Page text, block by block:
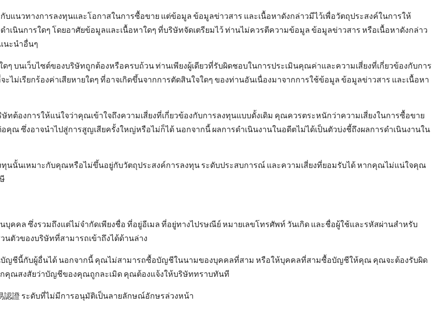
แนวทางการลงทุนและโอกาสในการซื้อขาย แต่ข้อมูล ข้อมูลข่าวสาร และเนื้อหาดังกล่าวมีไว้เพื่อวัตถุประสงค์ในการให้
นินการใดๆ โดยอาศัยข้อมูลและเนื้อหาใดๆ ที่บริษัทจัดเตรียมไว้ ท่านไม่ควรตีความข้อมูล ข้อมูลข่าวสาร หรือเนื้อหาดังกล่าว
นะนำอื่นๆ
บนเว็บไซต์ของบริษัทถูกต้องหรือครบถ้วน ท่านเพียงผู้เดียวที่รับผิดชอบในการประเมินคุณค่าและความเสี่ยงที่เกี่ยวข้องกับการ
ม่เรียกร้องค่าเสียหายใดๆ ที่อาจเกิดขึ้นจากการตัดสินใจใดๆ ของท่านอันเนื่องมาจากการใช้ข้อมูล ข้อมูลข่าวสาร และเนื้อหา
ต้องการให้แน่ใจว่าคุณเข้าใจถึงความเสี่ยงที่เกี่ยวข้องกับการลงทุนแบบดั้งเดิม คุณควรตระหนักว่าความเสี่ยงในการซื้อขาย
ณ ซึ่งอาจนำไปสู่การสูญเสียครั้งใหญ่หรือไม่ก็ได้ นอกจากนี้ ผลการดำเนินงานในอดีตไม่ได้เป็นตัวบ่งชี้ถึงผลการดำเนินงานใน
นั้นเหมาะกับคุณหรือไม่ขึ้นอยู่กับวัตถุประสงค์การลงทุน ระดับประสบการณ์ และความเสี่ยงที่ยอมรับได้ หากคุณไม่แน่ใจคุณ
คคล ซึ่งรวมถึงแต่ไม่จํากัดเพียงชื่อ ที่อยู่อีเมล ที่อยู่ทางไปรษณีย์ หมายเลขโทรศัพท์ วันเกิด และชื่อผู้ใช้และรหัสผ่านสําหรับ
ตัวของบริษัทที่สามารถเข้าถึงได้ด้านล่าง
ชีนี้กับผู้อื่นได้ นอกจากนี้ คุณไม่สามารถซื้อบัญชีในนามของบุคคลที่สาม หรือให้บุคคลที่สามซื้อบัญชีให้คุณ คุณจะต้องรับผิด
คุณสงสัยว่าบัญชีของคุณถูกละเมิด คุณต้องแจ้งให้บริษัททราบทันที
證 ระดับที่ไม่มีการอนุมัติเป็นลายลักษณ์อักษรล่วงหน้า